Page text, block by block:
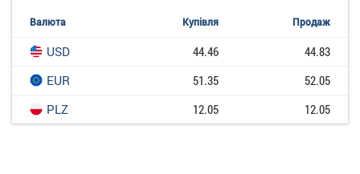
Валюта Купівля Продаж
USD 44.46
44.83
EUR
51.35
52.05
PLZ
12.05 12.05